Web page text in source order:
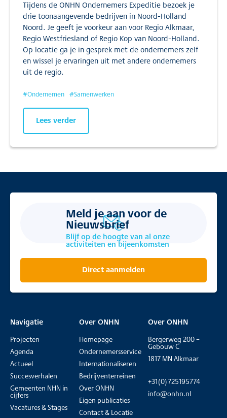
Tijdens de ONHN Ondernemers Expeditie bezoek je
drie toonaangevende bedrijven in Noord-Holland
Noord. Je geeft je voorkeur aan voor Regio Alkmaar,
Regio Westfriesland of Regio Kop van Noord-Holland.
Op locatie ga je in gesprek met de ondernemers zelf
en wissel je ervaringen uit met andere ondernemers
uit de regio.
#Ondernemen #Samenwerken
Lees verder
Meld je aan voor de
Nieuwsbrief
Blijf op de hoogte van al onze
activiteiten en bijeenkomsten
Direct aanmelden
Navigatie
Projecten
Agenda
Actueel
Succesverhalen
Gemeenten NHN in
cijfers
Vacatures & Stages
Over ONHN
Homepage
Ondernemersservice
Internationaliseren
Bedrijventerreinen
Over ONHN
Eigen publicaties
Contact & Locatie
Over ONHN
Bergerweg 200 –
Gebouw C
1817 MN Alkmaar
+31(0)725195774
info@onhn.nl